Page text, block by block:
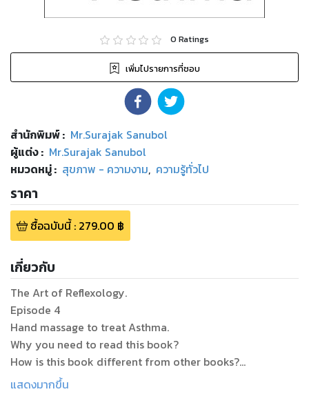
0 Ratings
เพิ่มไปรายการที่ชอบ
สำนักพิมพ์: Mr.Surajak Sanubol
ผู้แต่ง : Mr.Surajak Sanubol
หมวดหมู่: สุขภาพ - ความงาม, ความรู้ทั่วไป
ราคา
ซื้อฉบับนี้: 279.00 ฿
เกี่ยวกับ
The Art of Reflexology.
Episode 4
Hand massage to treat Asthma.
Why you need to read this book?
How is this book different from other books?
What will you get from this book?
แสดงมากขึ้น